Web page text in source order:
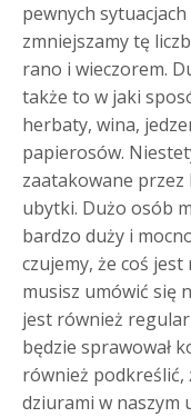
pewnych
zmniejszamy tę
rano i wieczorem.
także to w jaki
herbaty, wina,
papierosów.
zaatakowane
ubytki. Dużo osób
bardzo duży i
czujemy, że coś
musisz umówić się
jest również
będzie sprawował
również podkreślić,
dziurami w naszym